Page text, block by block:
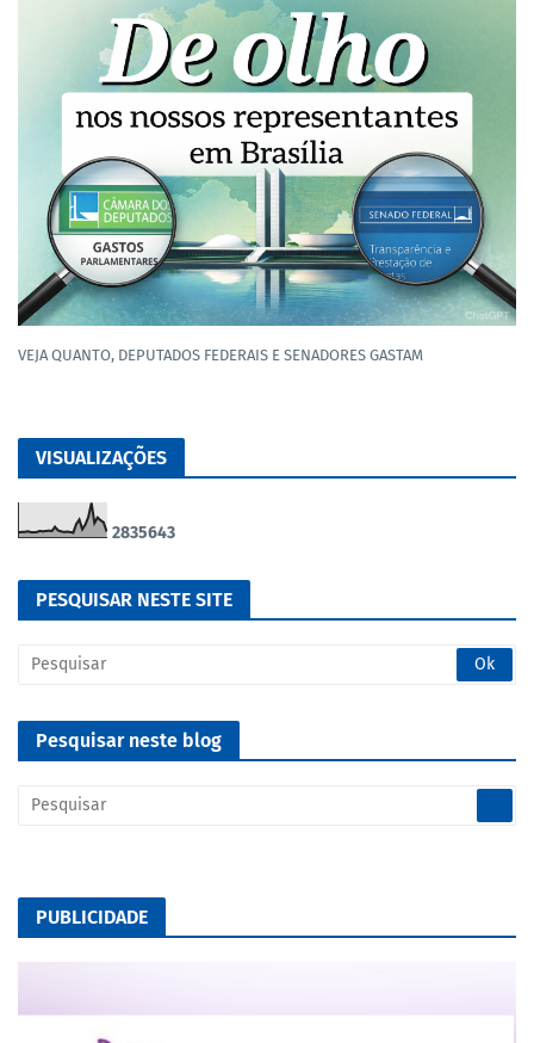
VEJA QUANTO, DEPUTADOS FEDERAIS E SENADORES GASTAM
VISUALIZAÇÕES
2835643
PESQUISAR NESTE SITE
Pesquisar neste blog
PUBLICIDADE